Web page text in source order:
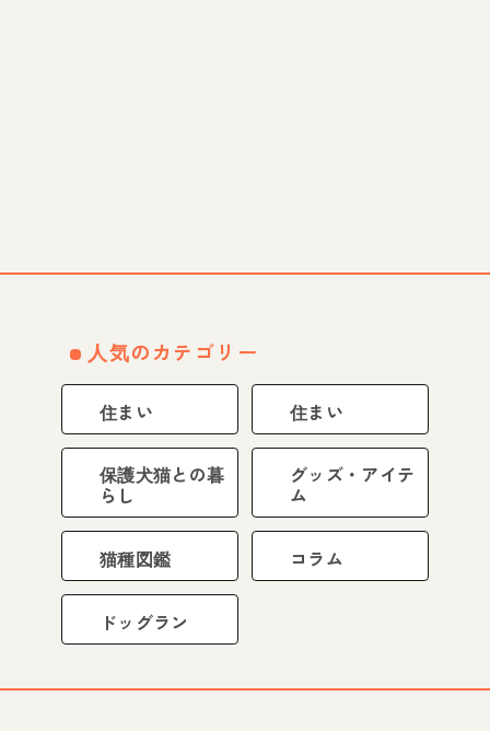
人気のカテゴリー
住まい 住まい
保護犬猫との暮
らし
グッズ・アイテ
ム
猫種図鑑 コラム
ドッグラン